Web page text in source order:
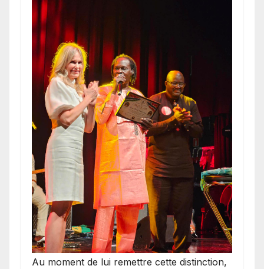
​Au moment de lui remettre cette distinction,